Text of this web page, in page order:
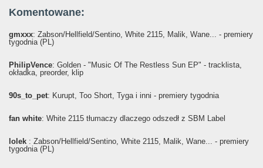
Komentowane:
gmxxx: Żabson/Hellfield/Sentino, White 2115, Malik, Wane... - premiery
tygodnia (PL)
PhilipVence: Golden - "Music Of The Restless Sun EP" - tracklista,
okładka, preorder, klip
90s_to_pet: Kurupt, Too Short, Tyga i inni - premiery tygodnia
fan white: White 2115 tłumaczy dlaczego odszedł z SBM Label
lolek : Żabson/Hellfield/Sentino, White 2115, Malik, Wane... - premiery
tygodnia (PL)